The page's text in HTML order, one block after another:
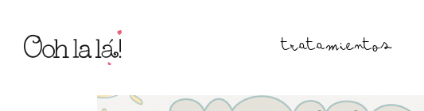
TRATAMIENTOS